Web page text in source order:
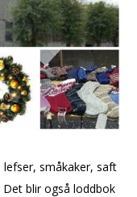
småkaker, saft
blir også loddbok